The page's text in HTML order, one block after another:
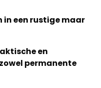
in een rustige maar
en
permanente